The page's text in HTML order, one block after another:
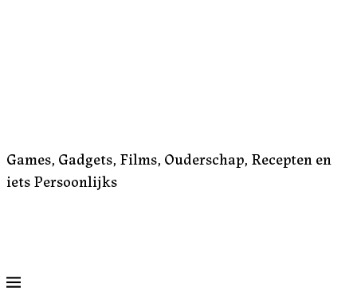
Games, Gadgets, Films, Ouderschap, Recepten en
iets Persoonlijks